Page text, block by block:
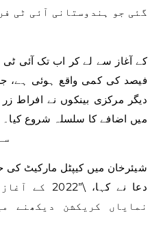
گئی جو ہندوستانی آئی ٹی
فیصد کی کمی واقع ہوئی ہے،
دیگر مرکزی بینکوں نے افراط
شیئرخان میں کیپٹل مارکیٹ
دعا نے
نمایاں کریکشن دیکھنے